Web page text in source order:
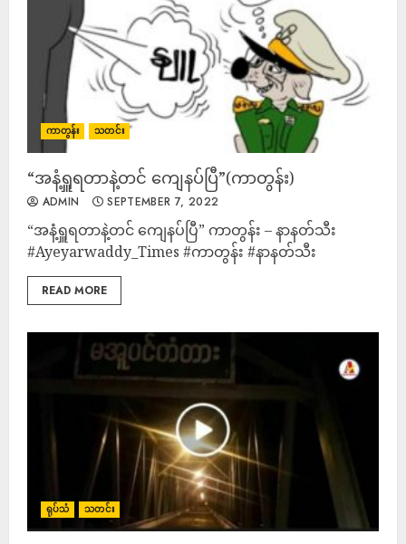
ကာတွန်း သတင်း
“အနံ့ရှူရတာနဲ့တင် ကျေနပ်ပြီ”(ကာတွန်း)
ADMIN SEPTEMBER 7, 2022
“အနံ့ရှူရတာနဲ့တင် ကျေနပ်ပြီ” ကာတွန်း – နာနတ်သီး
#Ayeyarwaddy_Times #ကာတွန်း #နာနတ်သီး
READ MORE
ရုပ်သံ သတင်း